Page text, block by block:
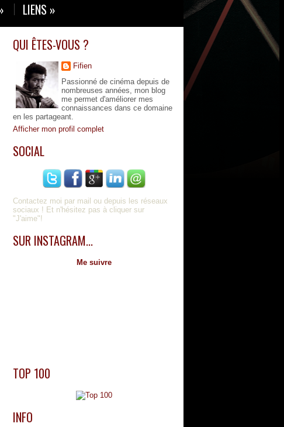
LIENS »
QUI ÊTES-VOUS ?
Fifien
Passionné de cinéma depuis de
nombreuses années, mon blog
me permet d'améliorer mes
connaissances dans ce domaine
en les partageant.
Afficher mon profil complet
SOCIAL
Contactez moi par mail ou depuis les réseaux
sociaux ! Et n'hésitez pas à cliquer sur
"J'aime"!
SUR INSTAGRAM...
Me suivre
TOP 100
INFO